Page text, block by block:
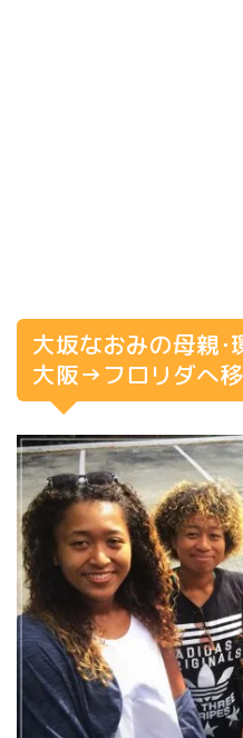
大坂なおみの母親
大阪→フロリダへ